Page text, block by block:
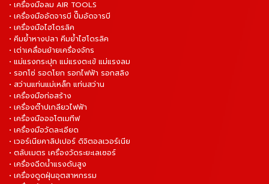
• เครื่องมือลม AIR TOOLS
• เครื่องมืออัดจารบี ปั๊มอัดจารบี
• เครื่องมือไฮโดรลิค
• คีมย้ำหางปลา คีมย้ำไฮโดรลิค
• เต่าเคลื่อนย้ายเครื่องจักร
• แม่แรงกระปุก แม่แรงตะเข้ แม่แรงลม
• รอกโซ่ รอดโยก รอกไฟฟ้า รอกสลิง
• สว่านแท่นแม่เหล็ก แท่นสว่าน
• เครื่องมือก่อสร้าง
• เครื่องต๊าปเกลียวไฟฟ้า
• เครื่องมือออโตเมทีฟ
• เครื่องมือวัดละเอียด
• เวอร์เนียคาลิปเปอร์ ดิจิตอลเวอร์เนีย
• ตลับเมตร เครื่องวัดระยะเลเซอร์
• เครื่องฉีดน้ำแรงดันสูง
• เครื่องดูดฝุ่นอุตสาหกรรม